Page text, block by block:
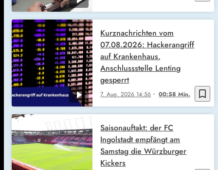
bookmark_border
7. Aug. 2026 14:56 00:58 Min.
Kurznachrichten vom
07.08.2026: Hackerangriff
auf Krankenhaus,
Anschlussstelle Lenting
gesperrt
Saisonauftakt: der FC
Ingolstadt empfängt am
Samstag die Würzburger
Kickers